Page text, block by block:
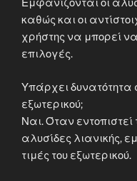
Εμφανίζονται οι
καθώς και οι
χρήστης να μπορεί να
επιλογές.
Υπάρχει δυνατότητα
εξωτερικού;
Ναι. Όταν εντοπιστεί
αλυσίδες λιανικής,
τιμές του εξωτερικού.